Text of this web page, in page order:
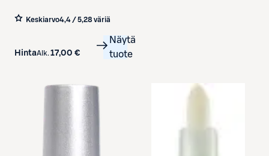
Keskiarvo4,4 / 5,28 väriä
HintaAlk. 17,00 €
Näytä
tuote